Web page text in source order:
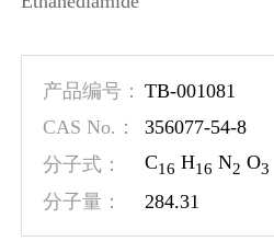
产品编号： TB-001081
CAS No.：
356077-54-8
分子式：
C16 H16 N2 O3
分子量： 284.31